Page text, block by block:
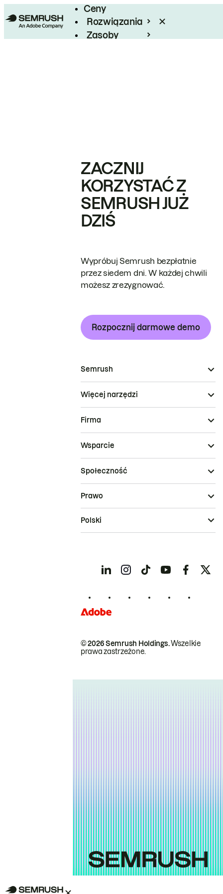
Ceny
Rozwiązania
Zasoby
ZACZNIJ
KORZYSTAĆ Z
SEMRUSH JUŻ
DZIŚ
Wypróbuj Semrush bezpłatnie
przez siedem dni. W każdej chwili
możesz zrezygnować.
Rozpocznij darmowe demo
Semrush
Więcej narzędzi
Firma
Wsparcie
Społeczność
© 2026 Semrush Holdings.Wszelkie
prawa zastrzeżone.
Prawo
Polski